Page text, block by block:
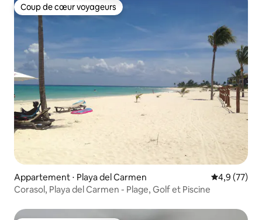
Coup de cœur voyageurs
Coup de cœur voyageurs
Appartement ⋅ Playa del Carmen Évaluation
4,9 (77)
Corasol, Playa del Carmen - Plage, Golf et Piscine